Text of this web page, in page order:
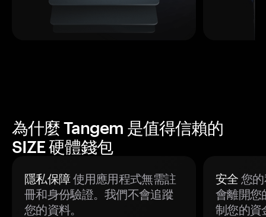
為什麼 Tangem 是值得信賴的
SIZE 硬體錢包
隱私保障使用應用程式無需註
冊和身份驗證。我們不會追蹤
您的資料。
安全 您
會離開您
制您的資